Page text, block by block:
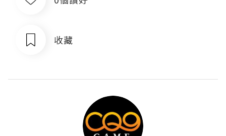
收藏